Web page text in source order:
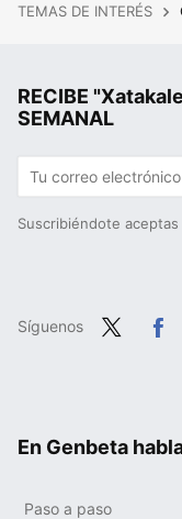
TEMAS DE INTERÉS
RECIBE
SEMANAL
Suscribiéndote
Síguenos
En Genbeta
Paso a paso